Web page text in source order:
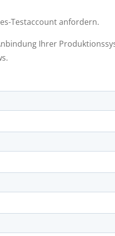
Testaccount anfordern.
Ihrer